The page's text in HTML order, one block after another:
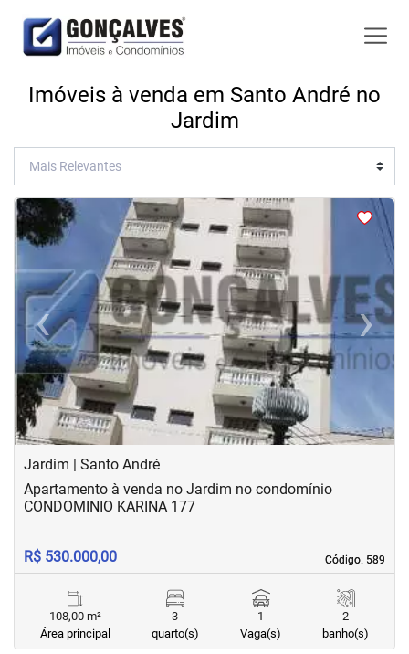
Imóveis à venda em Santo André no
Jardim
<<<
‹Previous ›Next
Jardim | Santo André
Código. 589
Código. 589
Apartamento à venda no Jardim no condomínio
CONDOMINIO KARINA 177
R$ 530.000,00
108,00 m²
Área principal
3
quarto(s)
1
Vaga(s)
2
banho(s)